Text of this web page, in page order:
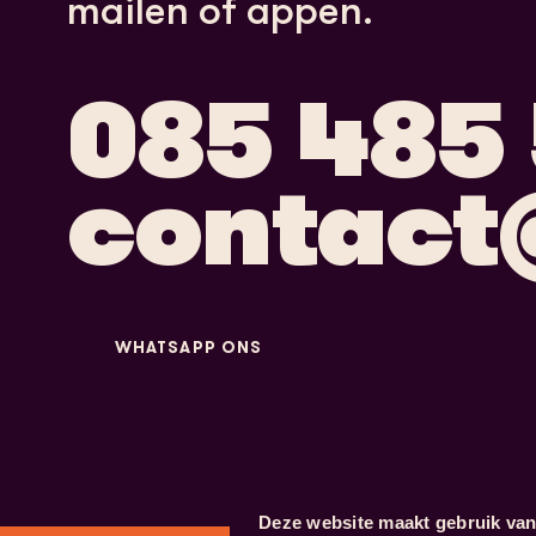
Deze website maakt gebruik
mailen of appen.
085485
WHATSAPP ONS